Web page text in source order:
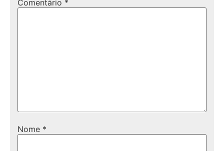
Comentário *
Nome *